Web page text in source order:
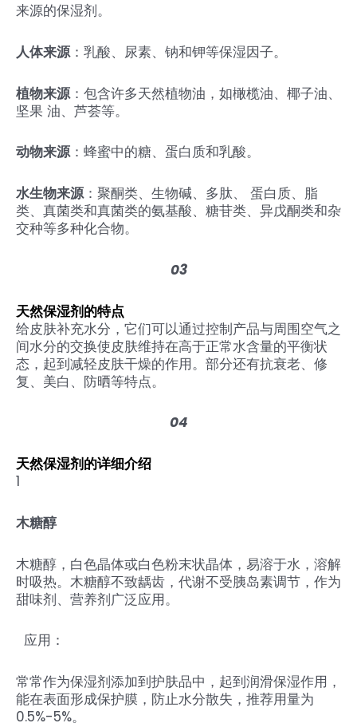
来源的保湿剂。
人体来源：乳酸、尿素、钠和钾等保湿因子。
植物来源：包含许多天然植物油，如橄榄油、椰子油、
坚果 油、芦荟等。
动物来源：蜂蜜中的糖、蛋白质和乳酸。
水生物来源：聚酮类、生物碱、多肽、 蛋白质、脂
类、真菌类和真菌类的氨基酸、糖苷类、异戊酮类和杂
交种等多种化合物。
03
天然保湿剂的特点
给皮肤补充水分，它们可以通过控制产品与周围空气之
间水分的交换使皮肤维持在高于正常水含量的平衡状
态，起到减轻皮肤干燥的作用。部分还有抗衰老、修
复、美白、防晒等特点。
04
天然保湿剂的详细介绍
1
木糖醇
木糖醇，白色晶体或白色粉末状晶体，易溶于水，溶解
时吸热。木糖醇不致龋齿，代谢不受胰岛素调节，作为
甜味剂、营养剂广泛应用。
应用：
常常作为保湿剂添加到护肤品中，起到润滑保湿作用，
能在表面形成保护膜，防止水分散失，推荐用量为
0.5%-5%。